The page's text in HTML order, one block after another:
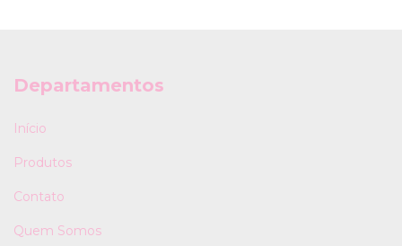
Departamentos
Início
Produtos
Contato
Quem Somos